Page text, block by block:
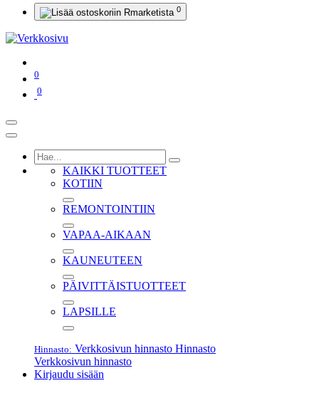
0
0
0
KAIKKI TUOTTEET
KOTIIN
REMONTOINTIIN
VAPAA-AIKAAN
KAUNEUTEEN
PÄIVITTÄISTUOTTEET
LAPSILLE
Hinnasto: Verkkosivun hinnasto Hinnasto
Verkkosivun hinnasto
Kirjaudu sisään